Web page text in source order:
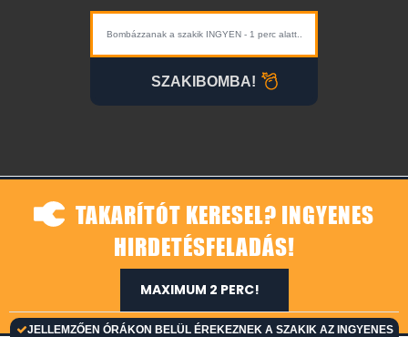
SZAKIBOMBA!
TAKARÍTÓT KERESEL? INGYENES
HIRDETÉSFELADÁS!
JELLEMZŐEN ÓRÁKON BELÜL ÉREKEZNEK A SZAKIK AZ INGYENES
MAXIMUM 2 PERC!